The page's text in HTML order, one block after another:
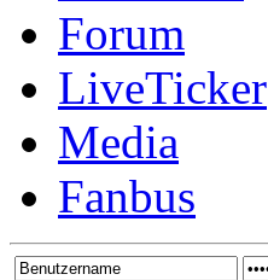
Forum
LiveTicker
Media
Fanbus